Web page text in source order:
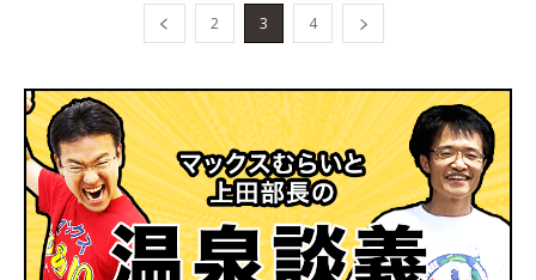
2 3 4